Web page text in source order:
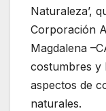
Naturaleza’,
Corporación
Magdalena
costumbres y
aspectos de
naturales.